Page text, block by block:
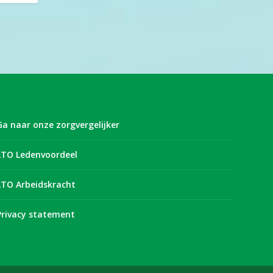
naar onze zorgvergelijker
Ledenvoordeel
Arbeidskracht
statement